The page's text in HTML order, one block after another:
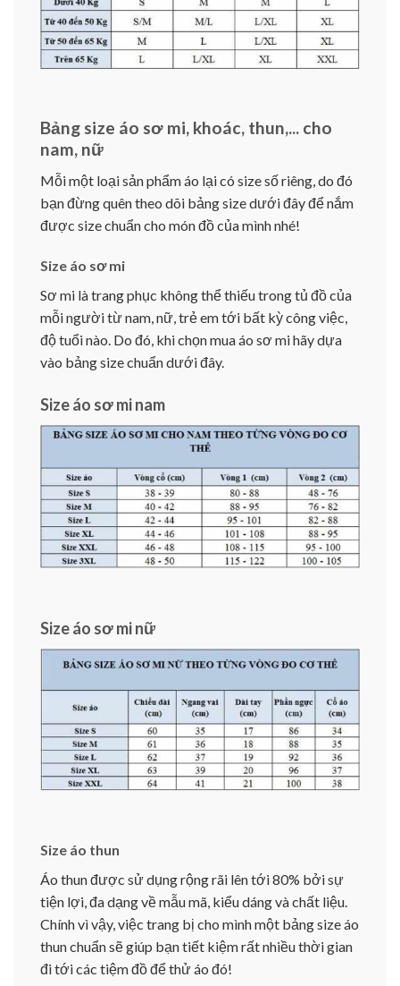
Bảng size áo sơ mi, khoác, thun,... cho
nam, nữ
Mỗi một loại sản phẩm áo lại có size số riêng, do đó
bạn đừng quên theo dõi bảng size dưới đây để nắm
được size chuẩn cho món đồ của mình nhé!
Size áo sơ mi
Sơ mi là trang phục không thể thiếu trong tủ đồ của
mỗi người từ nam, nữ, trẻ em tới bất kỳ công việc,
độ tuổi nào. Do đó, khi chọn mua áo sơ mi hãy dựa
vào bảng size chuẩn dưới đây.
Size áo sơ mi nam
Size áo sơ mi nữ
Size áo thun
Áo thun được sử dụng rộng rãi lên tới 80% bởi sự
tiện lợi, đa dạng về mẫu mã, kiểu dáng và chất liệu.
Chính vì vậy, việc trang bị cho mình một bảng size áo
thun chuẩn sẽ giúp bạn tiết kiệm rất nhiều thời gian
đi tới các tiệm đồ để thử áo đó!